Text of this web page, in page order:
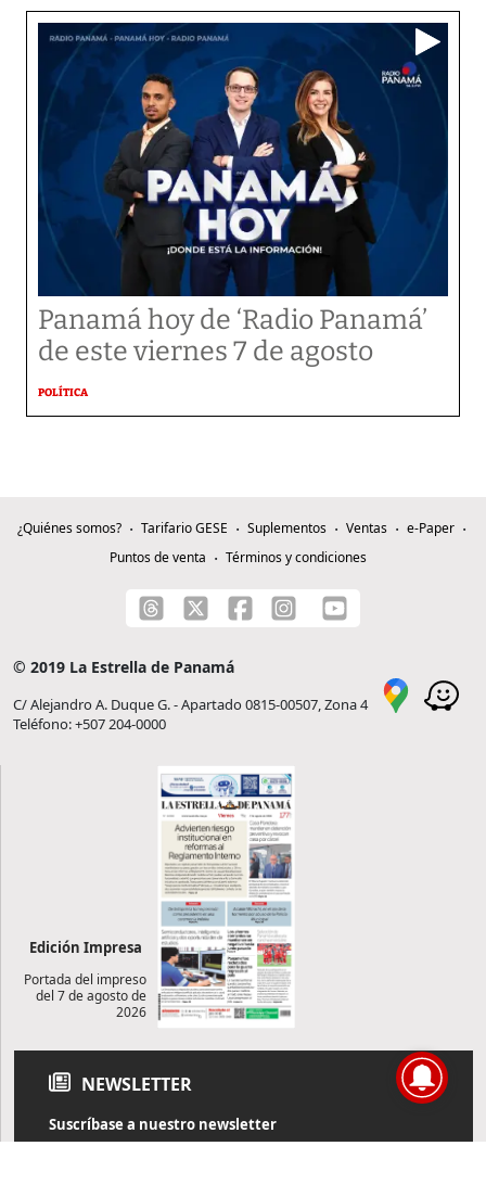
Panamá hoy de ‘Radio Panamá’
de este viernes 7 de agosto
POLÍTICA
¿Quiénes somos? Tarifario GESE Suplementos Ventas
e-Paper
Puntos de venta
Términos y condiciones
© 2019 La Estrella de Panamá
C/ Alejandro A. Duque G. - Apartado 0815-00507, Zona 4
Teléfono: +507 204-0000
Edición Impresa
Portada del impreso
del 7 de agosto de
2026
NEWSLETTER
Suscríbase a nuestro newsletter
Reciba diariamente información de actualidad directamente en